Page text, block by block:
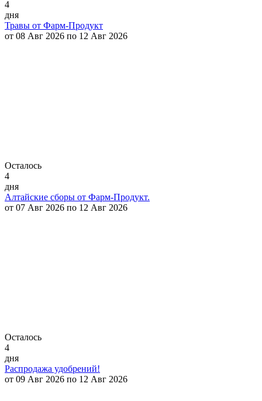
4
дня
Травы от Фарм-Продукт
от 08 Авг 2026 по 12 Авг 2026
Осталось
4
дня
Алтайские сборы от Фарм-Продукт.
от 07 Авг 2026 по 12 Авг 2026
Осталось
4
дня
Распродажа удобрений!
от 09 Авг 2026 по 12 Авг 2026